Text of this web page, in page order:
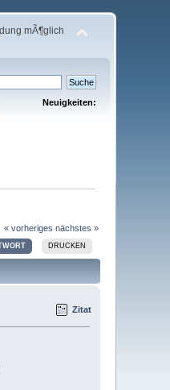
mÃ¶glich
Neuigkeiten:
« vorheriges nächstes »
DRUCKEN
Zitat